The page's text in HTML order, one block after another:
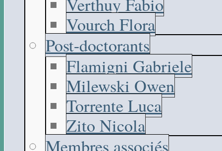
Vourch Flora
Post-doctorants
Flamigni Gabriele
Milewski Owen
Torrente Luca
Zito Nicola
Membres associés